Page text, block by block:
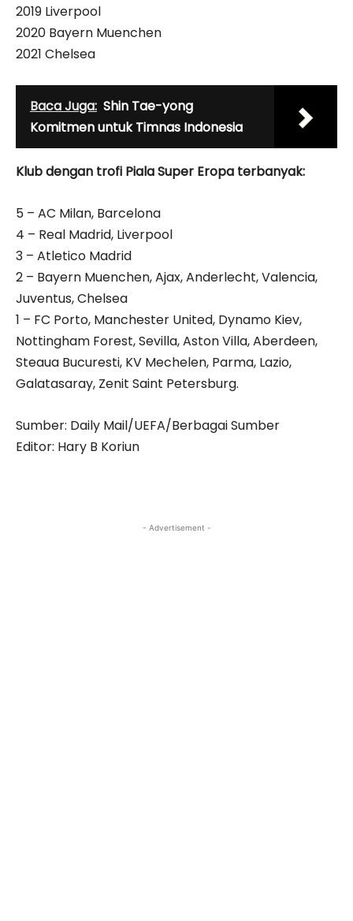
2019 Liverpool
2020 Bayern Muenchen
2021 Chelsea
Baca Juga: Shin Tae-yong
Komitmen untuk Timnas Indonesia
Klub dengan trofi Piala Super Eropa terbanyak:
5 – AC Milan, Barcelona
4 – Real Madrid, Liverpool
3 – Atletico Madrid
2 – Bayern Muenchen, Ajax, Anderlecht, Valencia,
Juventus, Chelsea
1 – FC Porto, Manchester United, Dynamo Kiev,
Nottingham Forest, Sevilla, Aston Villa, Aberdeen,
Steaua Bucuresti, KV Mechelen, Parma, Lazio,
Galatasaray, Zenit Saint Petersburg.
Sumber: Daily Mail/UEFA/Berbagai Sumber
Editor: Hary B Koriun
- Advertisement -